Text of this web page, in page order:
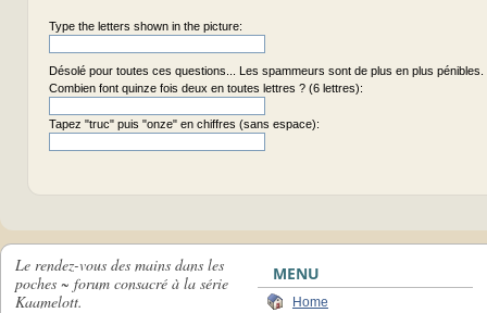
Type the letters shown in the picture:
Désolé pour toutes ces questions... Les spammeurs sont de plus en plus pénibles.
Combien font quinze fois deux en toutes lettres ? (6 lettres):
Tapez "truc" puis "onze" en chiffres (sans espace):
Le rendez-vous des mains dans les
poches ~ forum consacré à la série
Kaamelott.
MENU
Home